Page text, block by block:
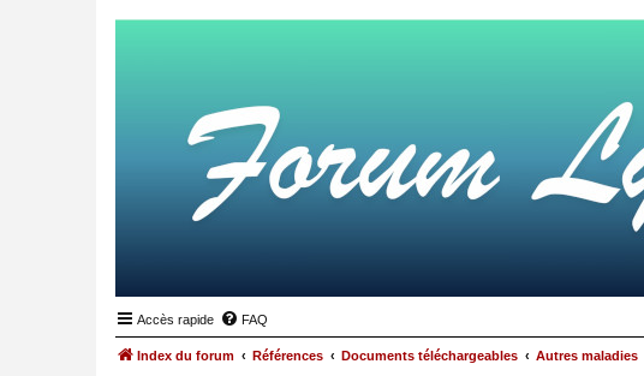
Accès rapide FAQ
Index du forum Références Documents téléchargeables Autres maladies